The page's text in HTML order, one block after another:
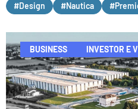
#Design #Nautica
BUSINESS INVESTOR E